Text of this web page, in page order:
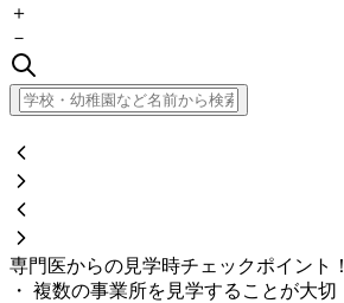
＋
－
専門医からの見学時チェックポイント！
・ 複数の事業所を見学することが大切